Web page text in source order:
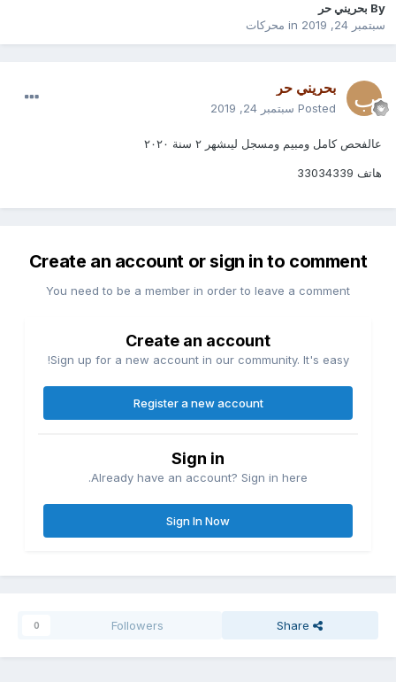
By بحريني حر
سبتمبر 24, 2019
in محركات
بحريني حر
Posted سبتمبر 24, 2019
عالفحص كامل ومبيم ومسجل ليىشهر ٢ سنة ٢۰٢۰
هاتف 33034339
Create an account or sign in to comment
You need to be a member in order to leave a comment
Create an account
Sign up for a new account in our community. It's easy!
Register a new account
Sign in
Already have an account? Sign in here.
Sign In Now
Share
Followers
0